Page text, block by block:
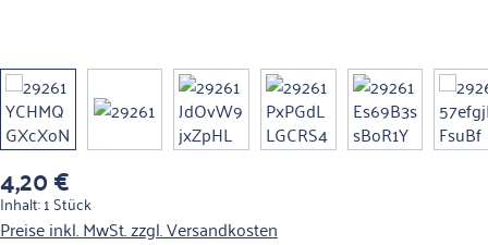
Regulärer Preis:
4,20 €
Inhalt:1 Stück
Preise inkl. MwSt. zzgl. Versandkosten